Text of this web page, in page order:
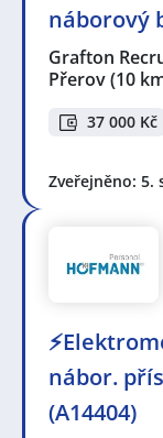
náborový
Grafton
Přerov(10
37 000 Kč
Zveřejněno: 5.
nábor.
(A14404)